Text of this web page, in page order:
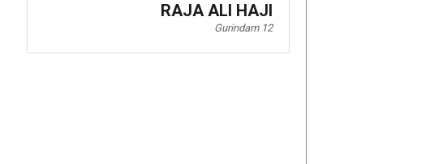
RAJA ALI HAJI
Gurindam 12